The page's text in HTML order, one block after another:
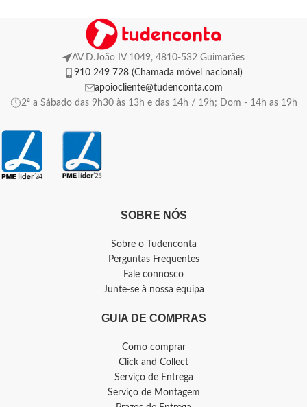
AV D.João IV 1049, 4810-532 Guimarães
910 249 728 (Chamada móvel nacional)
apoiocliente@tudenconta.com
2ª a Sábado das 9h30 às 13h e das 14h / 19h; Dom - 14h as 19h
SOBRE NÓS
Sobre o Tudenconta
Perguntas Frequentes
Fale connosco
Junte-se à nossa equipa
GUIA DE COMPRAS
Como comprar
Click and Collect
Serviço de Entrega
Serviço de Montagem